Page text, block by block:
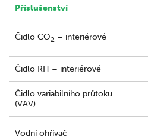
Příslušenství
Čidlo CO2 – interiérové
Čidlo RH – interiérové
Čidlo variabilního průtoku
(VAV)
Vodní ohřívač